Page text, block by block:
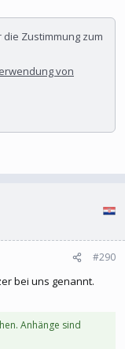
Zustimmung zum
von
#290
bei uns genannt.
Anhänge sind